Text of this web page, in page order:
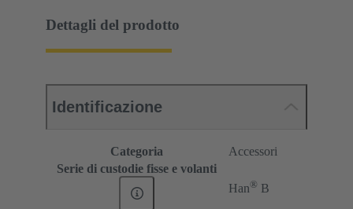
Dettagli del prodotto
Identificazione
Categoria
Accessori
Serie di custodie fisse e volanti
Han® B